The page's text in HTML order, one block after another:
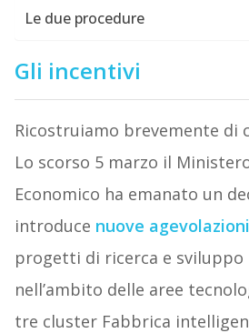
Le due procedure
Gli incentivi
Ricostruiamo brevemente di
Lo scorso 5 marzo il
Economico ha emanato un
introduce nuove agevolazioni
progetti di ricerca e sviluppo
nell’ambito delle aree
tre cluster Fabbrica